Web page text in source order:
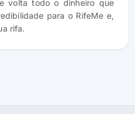
volta todo o dinheiro que
para o RifeMe e,
rifa.